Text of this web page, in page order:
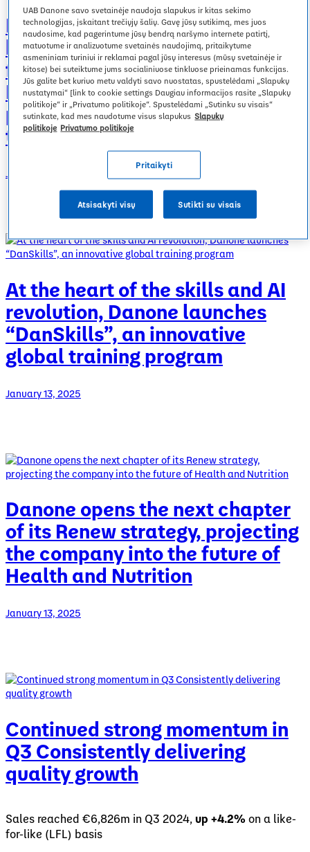
Pakeisti regioną
Smile
Zakreczony mix
Specializuota mityba
Inovacijos
Naujienos
Investuotojai
Karjera
Danone inaugurates new plant-
based beverage production
facility in Villecomtal-sur-Arros,
France, developing a new
production model and new skills
to meet consumer expectations
January 13, 2025
At the heart of the skills and AI
revolution, Danone launches
“DanSkills”, an innovative
global training program
January 13, 2025
Danone opens the next chapter
of its Renew strategy, projecting
the company into the future of
Health and Nutrition
January 13, 2025
Continued strong momentum in
Q3 Consistently delivering
quality growth
Sales reached €6,826m in Q3 2024, up +4.2% on a like-
for-like (LFL) basis
UAB Danone savo svetainėje naudoja slapukus ir kitas sekimo
technologijas, įskaitant trečiųjų šalių. Gavę jūsų sutikimą, mes juos
naudosime, kad pagerintume jūsų bendrą naršymo internete patirtį,
matuotume ir analizuotume svetainės naudojimą, pritaikytume
asmeniniam turiniui ir reklamai pagal jūsų interesus (mūsų svetainėje ir
kitose) bei suteiktume jums socialiniuose tinkluose prieinamas funkcijas.
Jūs galite bet kuriuo metu valdyti savo nuostatas, spustelėdami „Slapukų
nustatymai“ [link to cookie settings Daugiau informacijos rasite „Slapukų
politikoje“ ir „Privatumo politikoje“. Spustelėdami „Sutinku su visais“
sutinkate, kad mes naudotume visus slapukus Slapukų
politikoje Privatumo politikoje
Pritaikyti
Atsisakyti visų Sutikti su visais